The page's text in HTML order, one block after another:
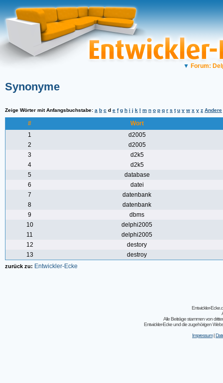
▼ Forum:
Synonyme
Zeige Wörter mit Anfangsbuchstabe: a b c d e f g h i j k l m n o p q r s t u v w x y z Andere
#
Wort
1
d2005
2
d2005
3
d2k5
4
d2k5
5
database
6
datei
7
datenbank
8
datenbank
9
dbms
10
delphi2005
11
delphi2005
12
destory
13
destroy
zurück zu: Entwickler-Ecke
Entwickler-
Alle Beiträge stammen von
Entwickler-Ecke und die zugehörigen
Impressum|